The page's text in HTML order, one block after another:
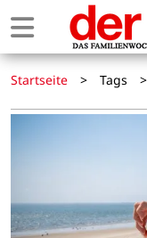
Startseite > Tags >